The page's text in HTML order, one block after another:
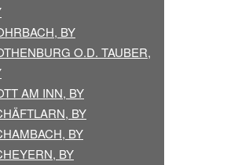
BY
O.D. TAUBER,
AM INN, BY
BY
BY
BY